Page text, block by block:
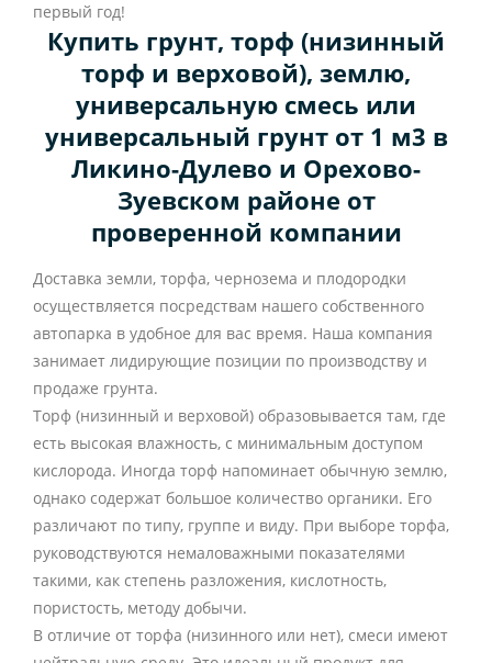
первый год!
Купить грунт, торф (низинный
торф и верховой), землю,
универсальную смесь или
универсальный грунт от 1 м3 в
Ликино-Дулево и Орехово-
Зуевском районе от
проверенной компании
Доставка земли, торфа, чернозема и плодородки
осуществляется посредствам нашего собственного
автопарка в удобное для вас время. Наша компания
занимает лидирующие позиции по производству и
продаже грунта.
Торф (низинный и верховой) образовывается там, где
есть высокая влажность, с минимальным доступом
кислорода. Иногда торф напоминает обычную землю,
однако содержат большое количество органики. Его
различают по типу, группе и виду. При выборе торфа,
руководствуются немаловажными показателями
такими, как степень разложения, кислотность,
пористость, методу добычи.
В отличие от торфа (низинного или нет), смеси имеют